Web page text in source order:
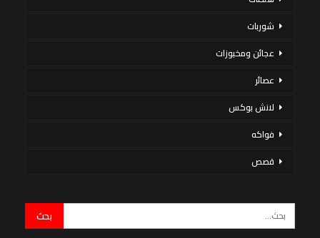
شوربات
عجائن ومخبوزات
عصائر
لانش بوكس
فواكه
قصص